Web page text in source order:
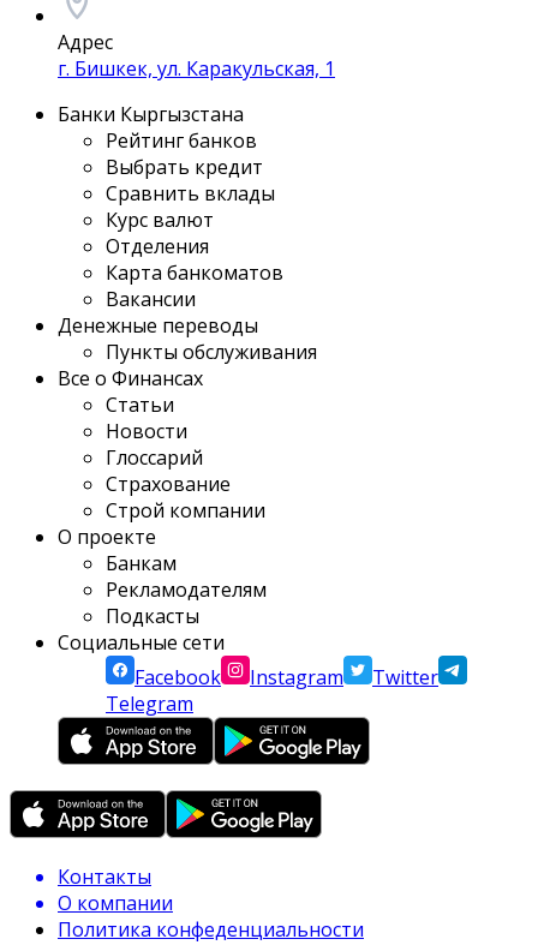
Адрес
г. Бишкек, ул. Каракульская, 1
Банки Кыргызстана
Рейтинг банков
Выбрать кредит
Сравнить вклады
Курс валют
Отделения
Карта банкоматов
Вакансии
Денежные переводы
Пункты обслуживания
Все о Финансах
Статьи
Новости
Глоссарий
Страхование
Строй компании
О проекте
Банкам
Рекламодателям
Подкасты
Социальные сети
Facebook
Instagram
Twitter
Telegram
Контакты
О компании
Политика конфеденциальности